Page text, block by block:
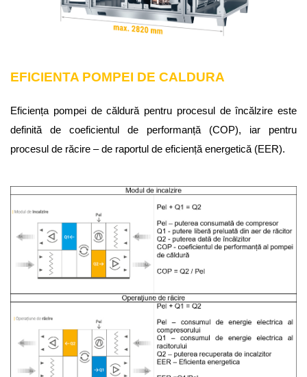
EFICIENTA POMPEI DE CALDURA
Eficiența pompei de căldură pentru procesul de încălzire este
definită de coeficientul de performanță (COP), iar pentru
procesul de răcire – de raportul de eficiență energetică (EER).